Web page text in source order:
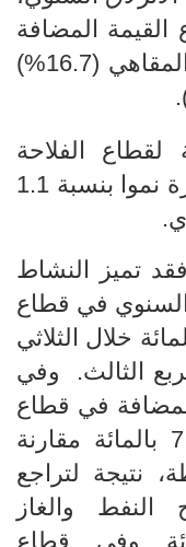
القيمة المضافة
في قطاع النزل والمطاعم والمقاهي (16.7%)
الفلاحة
والصيد البحري في نفس الفترة نموا بنسبة 1.1
تميز النشاط
السنوي في قطاع
خلال الثلاثي
الثالث.
وفي
في قطاع
الطاقة والمناجم بحوالي -7.6 بالمائة مقارنة
نتيجة لتراجع
النفط والغاز
وفي قطاع